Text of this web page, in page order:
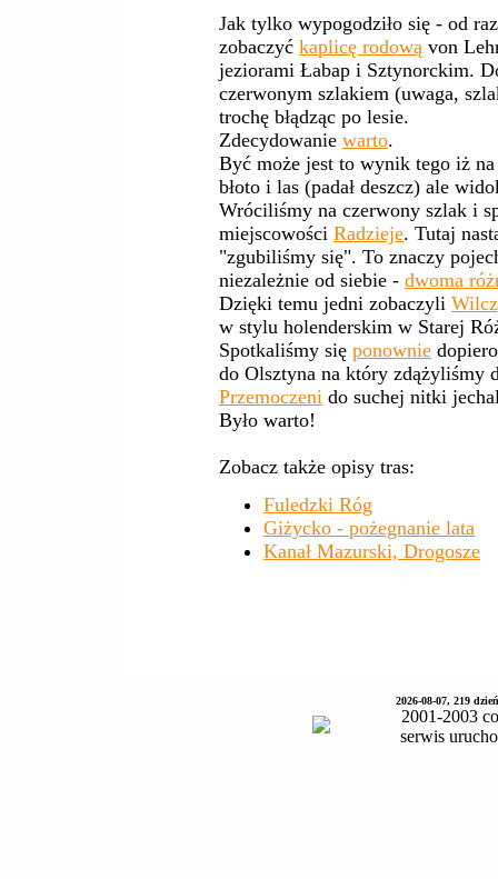
Jak tylko wypogodziło się - od
zobaczyć kaplicę rodową von
jeziorami Łabap i Sztynorckim.
czerwonym szlakiem (uwaga,
trochę błądząc po lesie.
Zdecydowanie warto.
Być może jest to wynik tego iż
błoto i las (padał deszcz) ale
Wróciliśmy na czerwony szlak i
miejscowości Radzieje. Tutaj
"zgubiliśmy się". To znaczy
niezależnie od siebie - dwoma
Dzięki temu jedni zobaczyli
w stylu holenderskim w Starej
Spotkaliśmy się ponownie
do Olsztyna na który zdążyliśmy
Przemoczeni do suchej nitki
Było warto!
Zobacz także opisy tras:
Fuledzki Róg
Giżycko - pożegnanie lata
Kanał Mazurski, Drogosze
2026-08-07, 219
2001-2003
serwis